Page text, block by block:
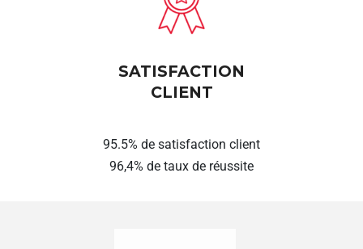
SATISFACTION
CLIENT
95.5% de satisfaction client
96,4% de taux de réussite